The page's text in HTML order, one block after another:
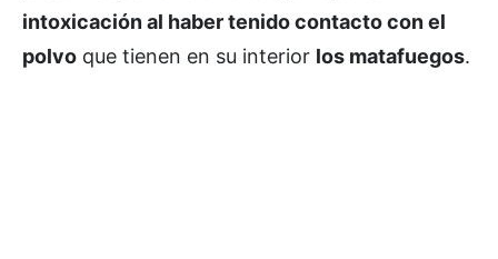
intoxicación al haber tenido contacto con el
polvo que tienen en su interior los matafuegos.